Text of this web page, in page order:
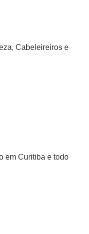
Cabeleireiros e
em Curitiba e todo